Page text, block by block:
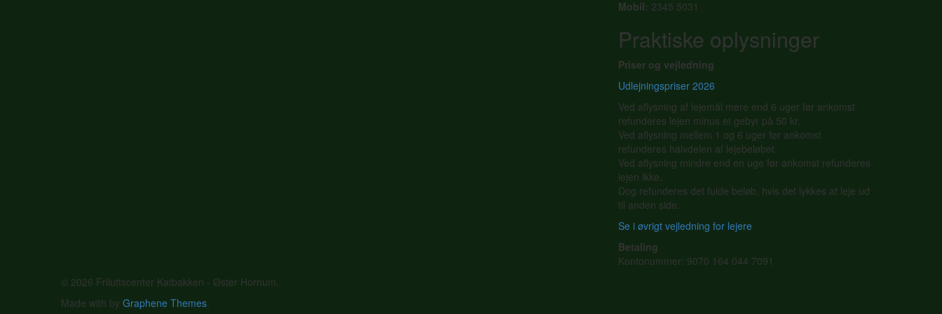
Mobil: 2345 5031
Praktiske oplysninger
Priser og vejledning
Udlejningspriser 2026
Ved aflysning af lejemål mere end 6 uger før ankomst
refunderes lejen minus et gebyr på 50 kr.
Ved aflysning mellem 1 og 6 uger før ankomst
refunderes halvdelen af lejebeløbet.
Ved aflysning mindre end en uge før ankomst refunderes
lejen ikke.
Dog refunderes det fulde beløb, hvis det lykkes at leje ud
til anden side.
Se i øvrigt vejledning for lejere
Betaling
Kontonummer: 9070 164 044 7091
© 2026 Friluftscenter Katbakken - Øster Hornum.
Made with by Graphene Themes.